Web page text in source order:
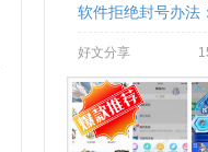
软件拒绝封号办法
好文分享